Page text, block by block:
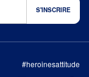
#heroinesattitude